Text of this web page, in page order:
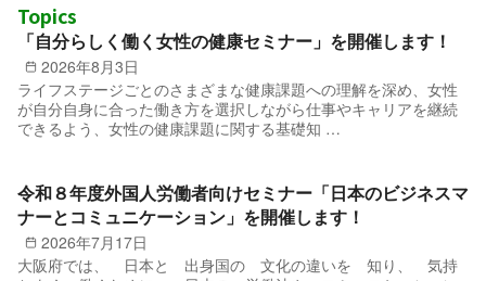
Topics
2026年8月3日
「自分らしく働く女性の健康セミナー」を開催します！
ライフステージごとのさまざまな健康課題への理解を深め、女性
が自分自身に合った働き方を選択しながら仕事やキャリアを継続
できるよう、女性の健康課題に関する基礎知 …
2026年7月17日
令和８年度外国人労働者向けセミナー「日本のビジネスマ
ナーとコミュニケーション」を開催します！
大阪府では、 日本と 出身国の 文化の違いを 知り、 気持